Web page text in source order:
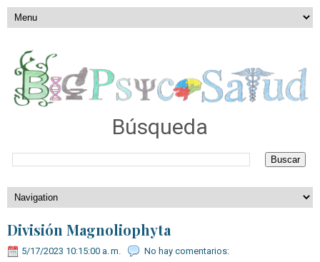
Búsqueda
División Magnoliophyta
5/17/2023 10:15:00 a. m. No hay comentarios: